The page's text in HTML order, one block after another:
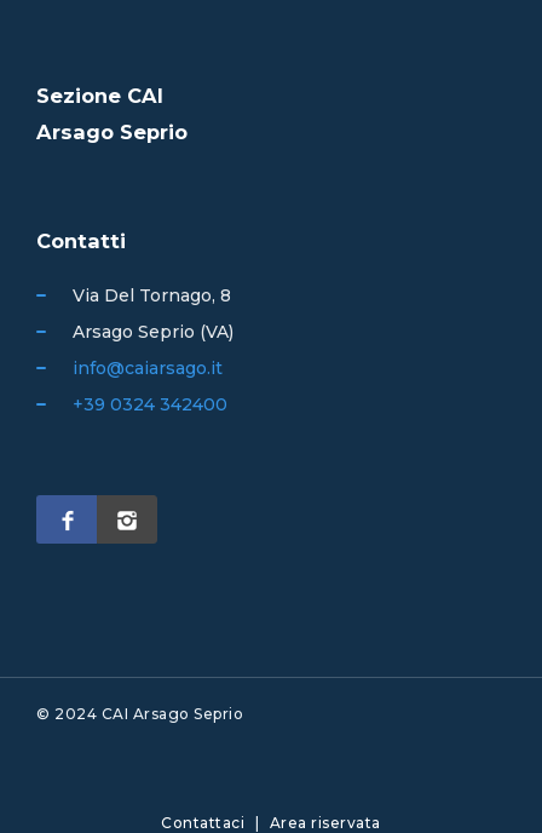
Sezione CAI
Arsago Seprio
Contatti
Via Del Tornago, 8
Arsago Seprio (VA)
info@caiarsago.it
+39 0324 342400
© 2024 CAI Arsago Seprio
Contattaci Area riservata